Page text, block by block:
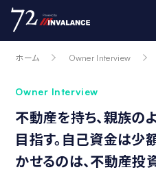
ホーム Owner Interview
Owner Interview
不動産を持ち、親族の
目指す。自己資金は少
かせるのは、不動産投